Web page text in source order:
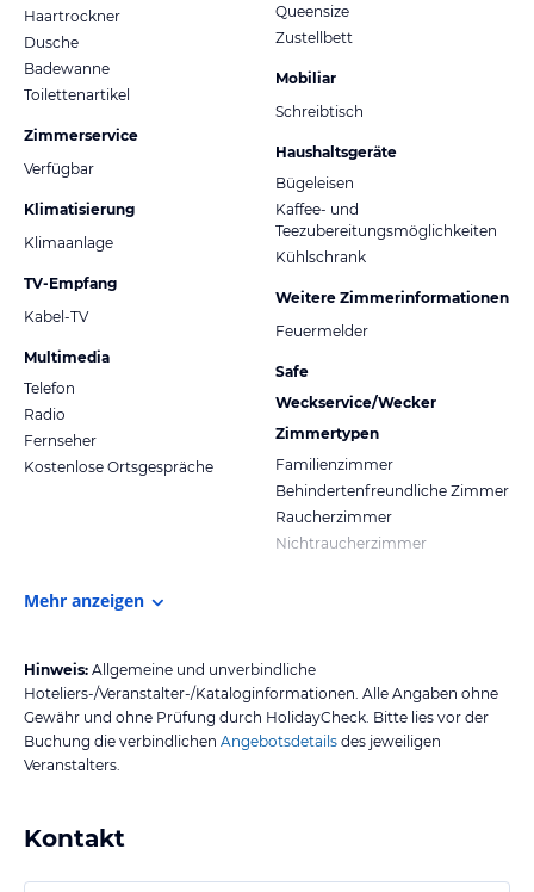
Haartrockner
Dusche
Badewanne
Toilettenartikel
Zimmerservice
Verfügbar
Klimatisierung
Klimaanlage
TV-Empfang
Kabel-TV
Multimedia
Telefon
Radio
Fernseher
Kostenlose Ortsgespräche
Queensize
Zustellbett
Mobiliar
Schreibtisch
Haushaltsgeräte
Bügeleisen
Kaffee- und
Teezubereitungsmöglichkeiten
Kühlschrank
Weitere Zimmerinformationen
Feuermelder
Safe
Weckservice/Wecker
Zimmertypen
Familienzimmer
Behindertenfreundliche Zimmer
Raucherzimmer
Nichtraucherzimmer
Mehr anzeigen
Hinweis: Allgemeine und unverbindliche
Hoteliers-/Veranstalter-/Kataloginformationen. Alle Angaben ohne
Gewähr und ohne Prüfung durch HolidayCheck. Bitte lies vor der
Buchung die verbindlichen Angebotsdetails des jeweiligen
Veranstalters.
Kontakt